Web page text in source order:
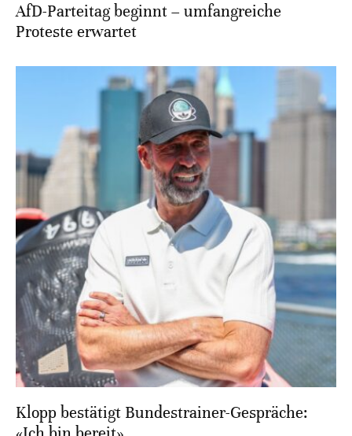
AfD-Parteitag beginnt – umfangreiche
Proteste erwartet
Klopp bestätigt Bundestrainer-Gespräche: